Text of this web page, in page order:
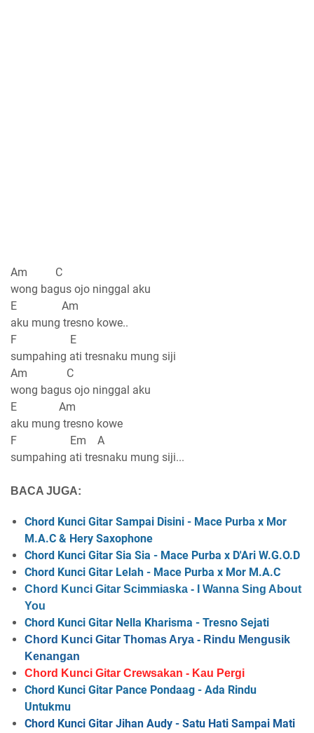
Am C
wong bagus ojo ninggal aku
E Am
aku mung tresno kowe..
F E
sumpahing ati tresnaku mung siji
Am C
wong bagus ojo ninggal aku
E Am
aku mung tresno kowe
F Em A
sumpahing ati tresnaku mung siji...
BACA JUGA:
Chord Kunci Gitar Sampai Disini - Mace Purba x Mor
M.A.C & Hery Saxophone
Chord Kunci Gitar Sia Sia - Mace Purba x D'Ari W.G.O.D
Chord Kunci Gitar Lelah - Mace Purba x Mor M.A.C
Chord Kunci Gitar Scimmiaska - I Wanna Sing About
You
Chord Kunci Gitar Nella Kharisma - Tresno Sejati
Chord Kunci Gitar Thomas Arya - Rindu Mengusik
Kenangan
Chord Kunci Gitar Crewsakan - Kau Pergi
Chord Kunci Gitar Pance Pondaag - Ada Rindu
Untukmu
Chord Kunci Gitar Jihan Audy - Satu Hati Sampai Mati